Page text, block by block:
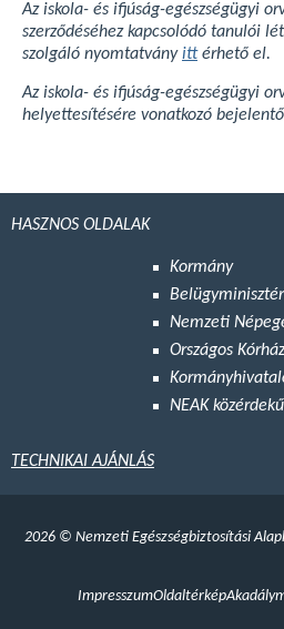
Az iskola- és ifjúság-egészségügyi
szerződéséhez kapcsolódó tanulói
szolgáló nyomtatványittérhető el.
Az iskola- és ifjúság-egészségügyi
helyettesítésére vonatkozó
HASZNOS OLDALAK
Kormány
Nemzeti
Országos
NEAK
TECHNIKAI AJÁNLÁS
2026 © Nemzeti Egészségbiztosítási
ImpresszumOldaltérkép